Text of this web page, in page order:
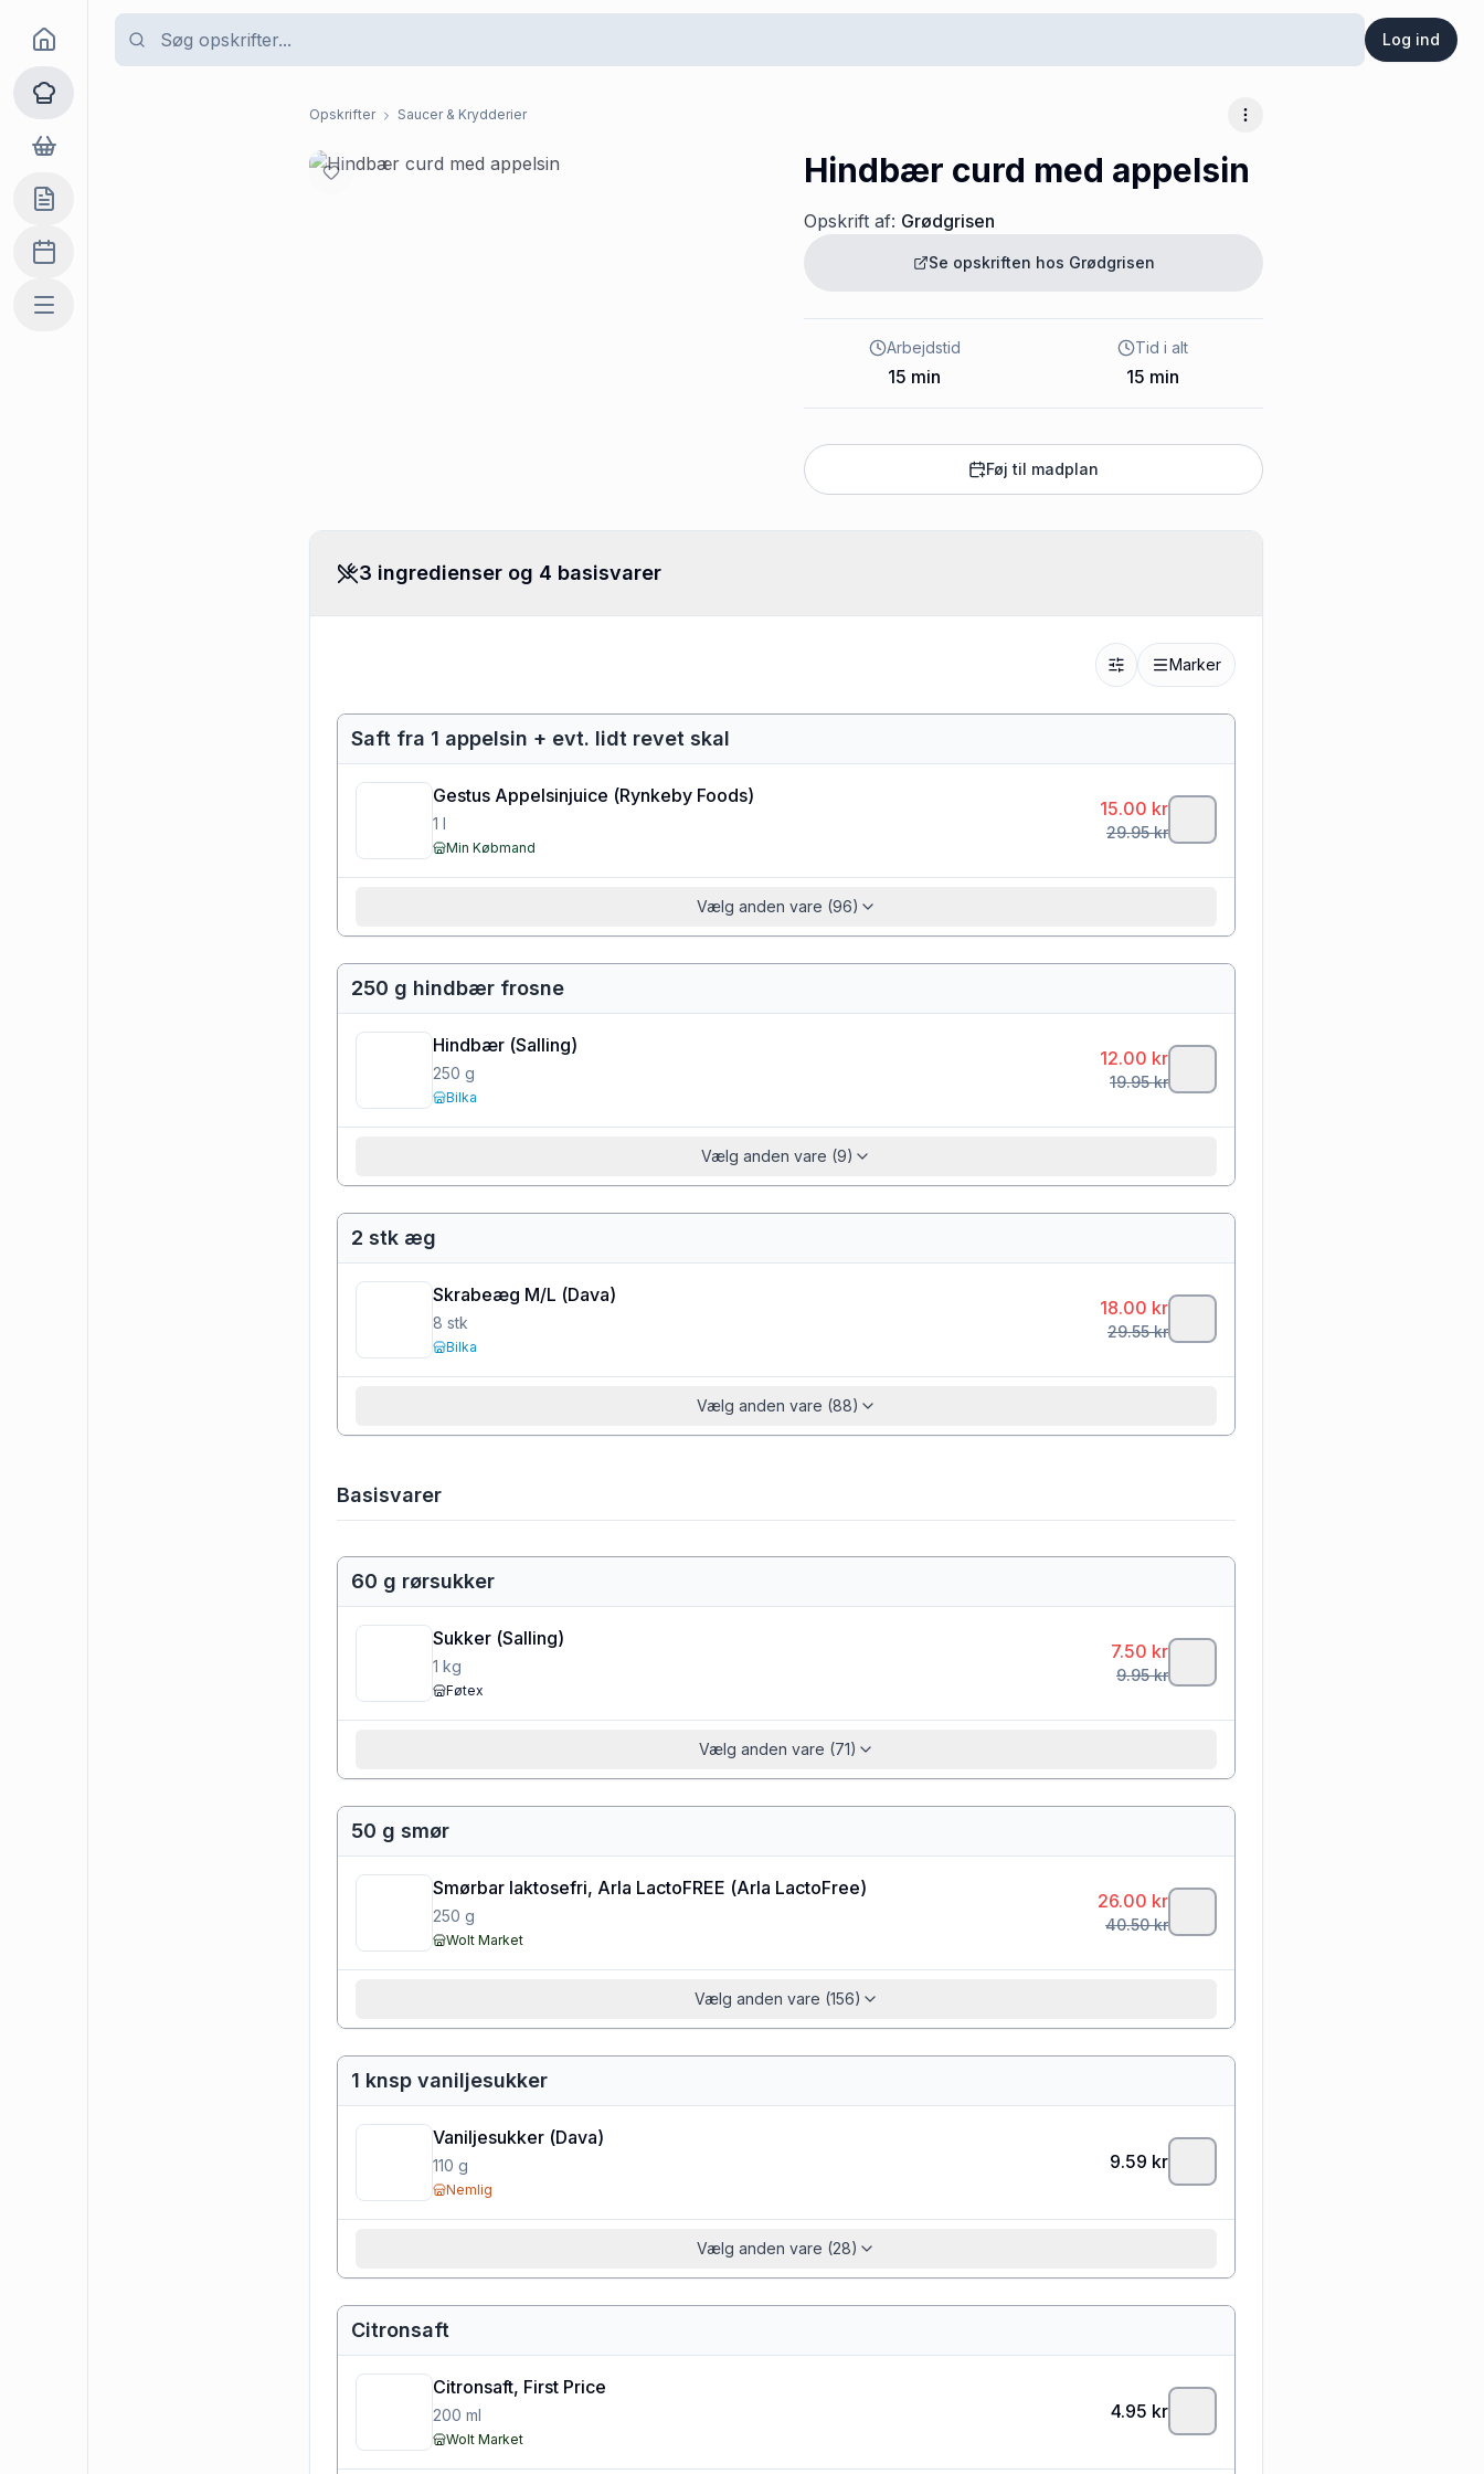
Log ind
Goma
Opskrifter
Dagligvarer
Indkøbslisten
Madplan
Mere
Opskrifter Saucer & Krydderier Flere muligheder
Hindbær curd med appelsin
Opskrift af: Grødgrisen
Se opskriften hos Grødgrisen
Arbejdstid
15 min
Tid i alt
15 min
Føj til madplan
3 ingredienser og 4 basisvarer
Marker
Saft fra 1 appelsin + evt. lidt revet skal
Gestus Appelsinjuice (Rynkeby Foods)
1 l
Min Købmand
15.00 kr
29.95kr
Vælg anden vare (96)
250 g hindbær frosne
Hindbær (Salling)
250 g
Bilka
12.00 kr
19.95kr
Vælg anden vare (9)
2 stk æg
Skrabeæg M/L (Dava)
8 stk
Bilka
18.00 kr
29.55kr
Vælg anden vare (88)
Basisvarer
60 g rørsukker
Sukker (Salling)
1 kg
Føtex
7.50 kr
9.95kr
Vælg anden vare (71)
50 g smør
Smørbar laktosefri, Arla LactoFREE (Arla LactoFree)
250 g
Wolt Market
26.00 kr
40.50kr
Vælg anden vare (156)
1 knsp vaniljesukker
Vaniljesukker (Dava)
110 g
Nemlig
9.59 kr
Vælg anden vare (28)
Citronsaft
Citronsaft, First Price
200 ml
Wolt Market
4.95 kr